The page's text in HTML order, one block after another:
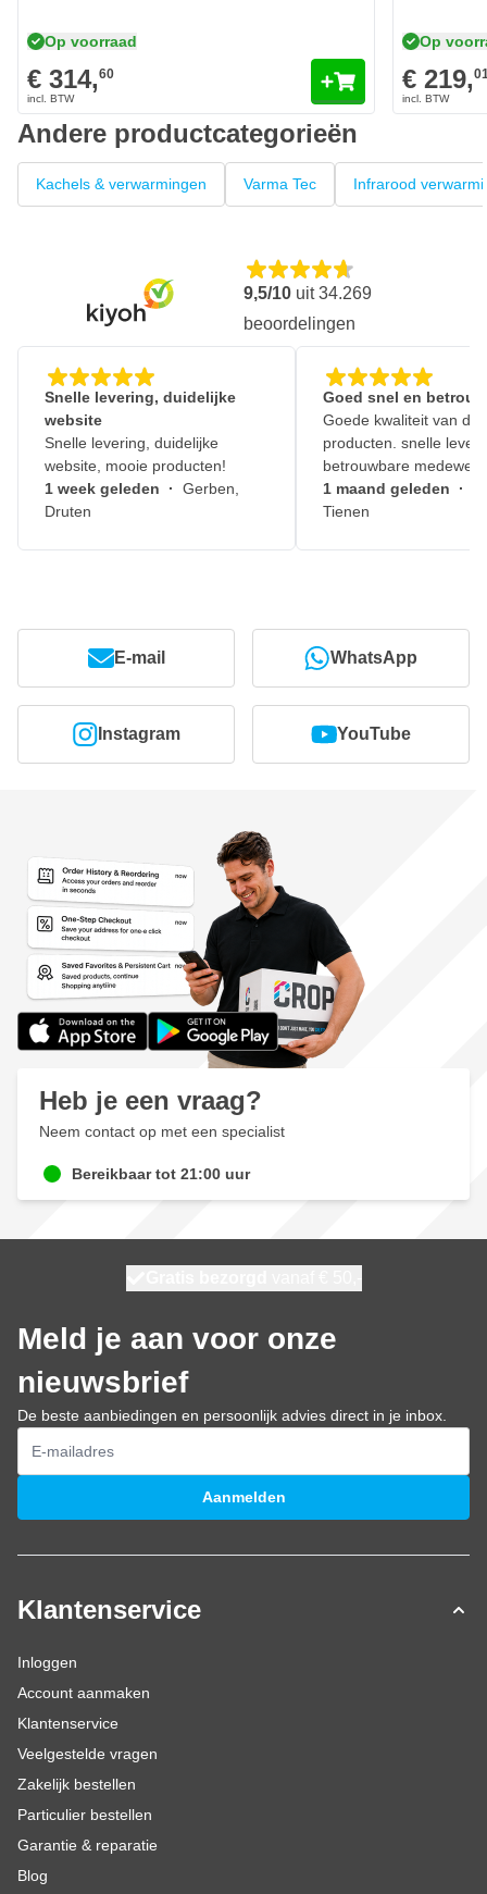
Aandrijving Elektrisch
Voltage 230 Volt
Lengte 350mm
Breedte 240mm
Gewicht 6,5 kg
Op voorraad
€ 314,60
Op
€ 219,
Andere productcategorieën
Kachels & verwarmingen Varma Tec Infrarood
9,5/10 uit34.269
beoordelingen
Snelle levering, duidelijke
website
Snelle levering, duidelijke
website, mooie producten!
1 week geleden · Gerben,
Druten
Goed snel en
Goede kwaliteit van de
producten. snelle
betrouwbare
1 maand geleden ·
Tienen
E-mail WhatsApp
Instagram YouTube
Heb je een vraag?
Neem contact op met een specialist
Bereikbaar tot 21:00 uur
Meld je aan voor onze
nieuwsbrief
De beste aanbiedingen en persoonlijk advies direct in je inbox.
E-mailadres
Aanmelden
Klantenservice
Inloggen
Account aanmaken
Klantenservice
Veelgestelde vragen
Zakelijk bestellen
Particulier bestellen
Garantie & reparatie
Blog